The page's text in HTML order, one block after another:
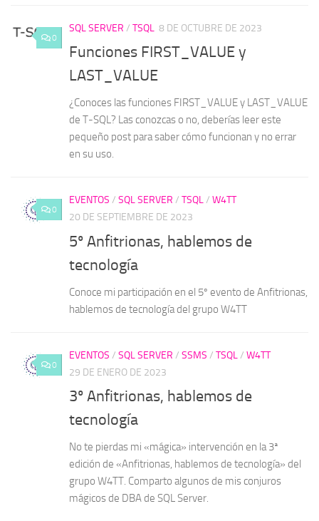
0
SQL SERVER / TSQL 8 DE OCTUBRE DE 2023
Funciones FIRST_VALUE y
LAST_VALUE
¿Conoces las funciones FIRST_VALUE y LAST_VALUE
de T-SQL? Las conozcas o no, deberías leer este
pequeño post para saber cómo funcionan y no errar
en su uso.
0
EVENTOS / SQL SERVER / TSQL/ W4TT
20 DE SEPTIEMBRE DE 2023
5º Anfitrionas, hablemos de
tecnología
Conoce mi participación en el 5º evento de Anfitrionas,
hablemos de tecnología del grupo W4TT
0
EVENTOS / SQL SERVER / SSMS / TSQL/ W4TT
29 DE ENERO DE 2023
3º Anfitrionas, hablemos de
tecnología
No te pierdas mi «mágica» intervención en la 3ª
edición de «Anfitrionas, hablemos de tecnología» del
grupo W4TT. Comparto algunos de mis conjuros
mágicos de DBA de SQL Server.